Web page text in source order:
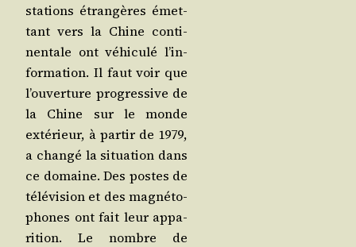
sta­tions étran­gères émet­
tant vers la Chine conti­
nen­tale ont véhi­cu­lé l’in­
for­ma­tion. Il faut voir que
l’ou­ver­ture pro­gres­sive de
la Chine sur le monde
exté­rieur, à par­tir de 1979,
a chan­gé la situa­tion dans
ce domaine. Des postes de
télé­vi­sion et des magné­to­
phones ont fait leur appa­
ri­tion. Le nombre de